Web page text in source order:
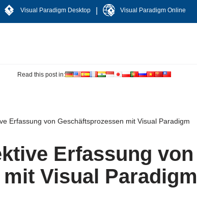
Visual Paradigm Desktop Visual Paradigm Online
Read this post in:
Erfassung von Geschäftsprozessen mit Visual Paradigm
Erfassung von
Visual Paradigm